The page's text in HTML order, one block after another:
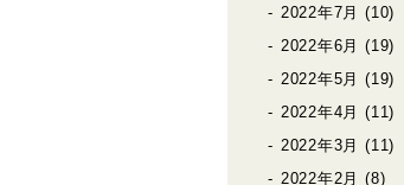
2022年7月 (10)
2022年6月 (19)
2022年5月 (19)
2022年4月 (11)
2022年3月 (11)
2022年2月 (8)